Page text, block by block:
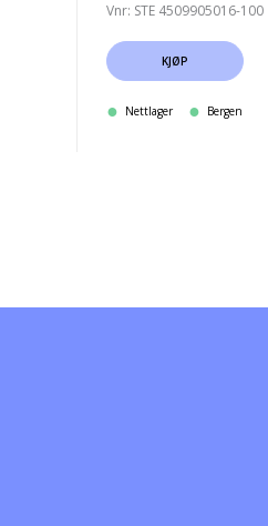
Vnr: STE 4509905016-100
KJØP
Nettlager Bergen